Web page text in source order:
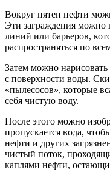
Вокруг пятен нефти
Эти заграждения можно
линий или барьеров,
распространяться по
Затем можно
с поверхности воды.
«пылесосов», которые
себя чистую воду.
После этого можно
пропускается вода,
нефти и других
чистый поток,
каплями нефти,